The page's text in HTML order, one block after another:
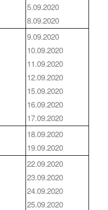
5.09.2020
8.09.2020
9.09.2020
10.09.2020
11.09.2020
12.09.2020
15.09.2020
16.09.2020
17.09.2020
18.09.2020
19.09.2020
22.09.2020
23.09.2020
24.09.2020
25.09.2020